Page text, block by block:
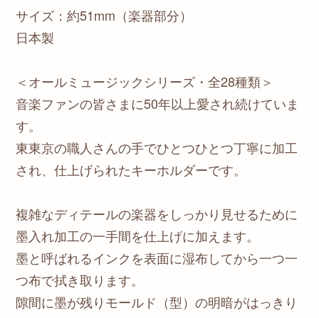
サイズ：約51mm（楽器部分）
日本製
＜オールミュージックシリーズ・全28種類＞
音楽ファンの皆さまに50年以上愛され続けていま
す。
東東京の職人さんの手でひとつひとつ丁寧に加工
され、仕上げられたキーホルダーです。
複雑なディテールの楽器をしっかり見せるために
墨入れ加工の一手間を仕上げに加えます。
墨と呼ばれるインクを表面に湿布してから一つ一
つ布で拭き取ります。
隙間に墨が残りモールド（型）の明暗がはっきり